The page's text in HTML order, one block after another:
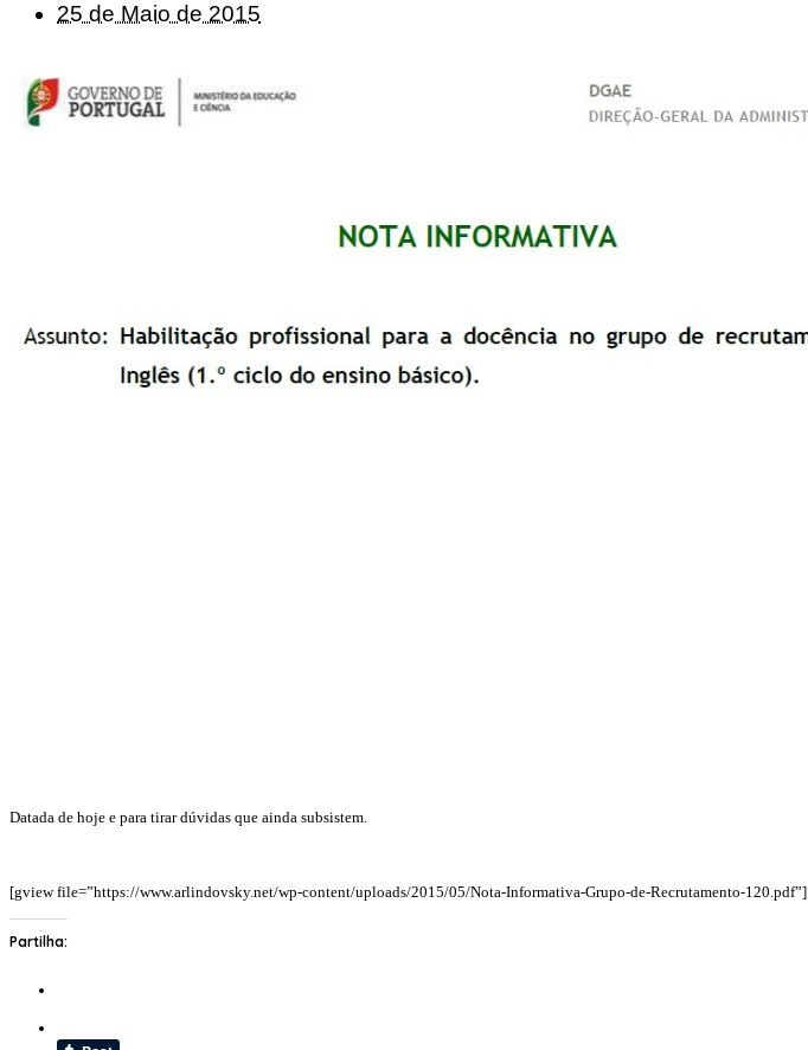
25 de Maio de 2015
Datada de hoje e para tirar dúvidas que ainda subsistem.
[gview file=”https://www.arlindovsky.net/wp-content/uploads/2015/05/Nota-Informativa-Grupo-de-Recrutamento-120.pdf”]
Partilha: